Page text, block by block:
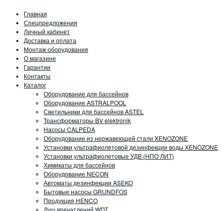
Главная
Спецпредложения
Личный кабинет
Доставка и оплата
Монтаж оборудования
О магазине
Гарантии
Контакты
Каталог
Оборудование для бассейнов
Оборудование ASTRALPOOL
Светильники для бассейнов ASTEL
Трансформаторы BV elektronik
Насосы CALPEDA
Оборудование из нержавеющей стали XENOZONE
Установки ультрафиолетовой дезинфекции воды XENOZONE
Установки ультрафиолетовые УДВ (НПО ЛИТ)
Химикаты для бассейнов
Оборудование NECON
Автоматы дезинфекции ASEKO
Бытовые насосы GRUNDFOS
Продукция HENCO
Душ впечатлений WDT